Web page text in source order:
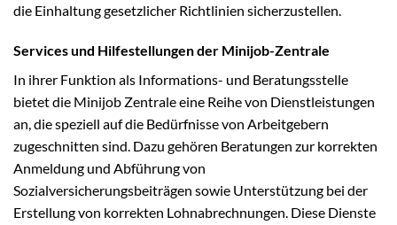
die Einhaltung gesetzlicher Richtlinien sicherzustellen.
Services und Hilfestellungen der Minijob-Zentrale
In ihrer Funktion als Informations- und Beratungsstelle
bietet die Minijob Zentrale eine Reihe von Dienstleistungen
an, die speziell auf die Bedürfnisse von Arbeitgebern
zugeschnitten sind. Dazu gehören Beratungen zur korrekten
Anmeldung und Abführung von
Sozialversicherungsbeiträgen sowie Unterstützung bei der
Erstellung von korrekten Lohnabrechnungen. Diese Dienste